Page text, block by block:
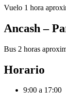
Vuelo 1 hora
Ancash –
Bus 2 horas
Horario
9:00 a 17:00